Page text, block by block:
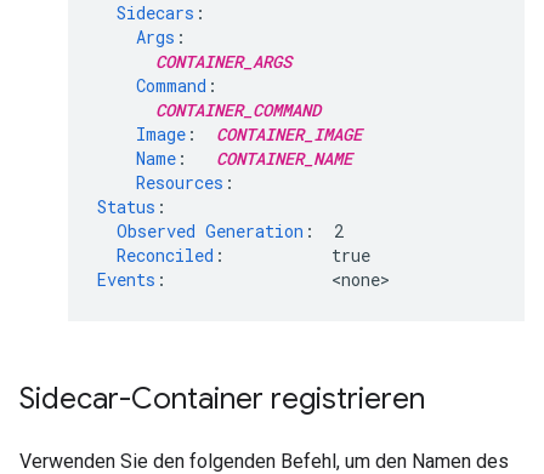
Sidecars :
Args :
CONTAINER_ARGS
Command :
CONTAINER_COMMAND
Image :
CONTAINER_IMAGE
Name :
CONTAINER_NAME
Resources :
Status :
Observed Generation :
2
Reconciled :
true
Events : <none
Sidecar-Container registrieren
Verwenden Sie den folgenden Befehl, um den Namen des